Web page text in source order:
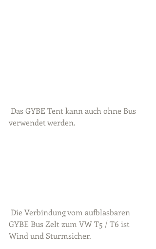
verwendet werden.
GYBE Bus Zelt zum VW T5 / T6 ist
Wind und Sturmsicher.